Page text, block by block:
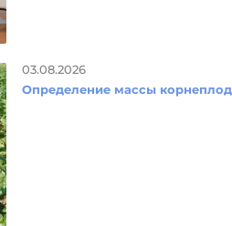
03.08.2026
Определение массы